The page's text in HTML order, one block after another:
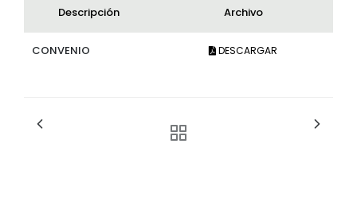
Cédulas presupuestarias y balances
Descripción Archivo
CONVENIO DESCARGAR